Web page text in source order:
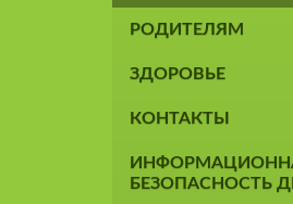
РОДИТЕЛЯМ
ЗДОРОВЬЕ
КОНТАКТЫ
БЕЗОПАСНОСТЬ